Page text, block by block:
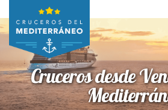
Cruceros desde